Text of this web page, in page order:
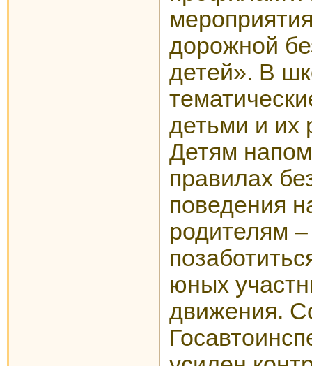
дорожной
детей». В
детьми и их
Детям
правилах
поведения
родителям
юных
движения.